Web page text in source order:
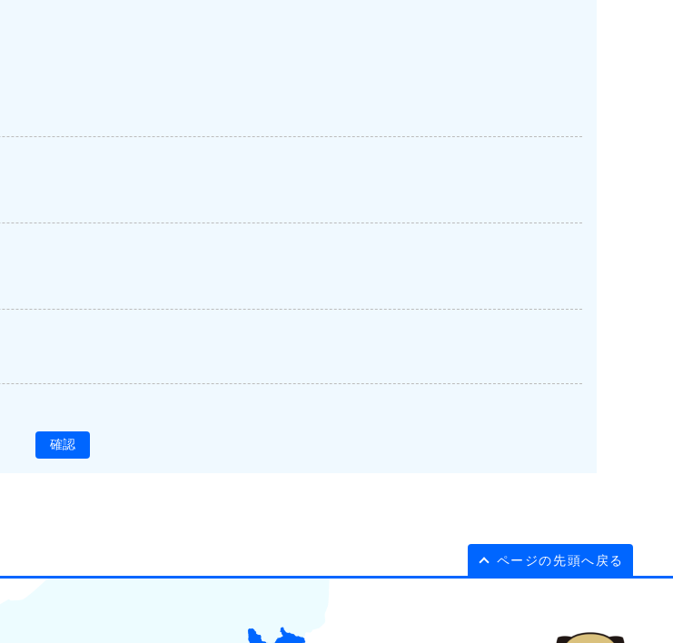
確認
ページの先頭へ戻る